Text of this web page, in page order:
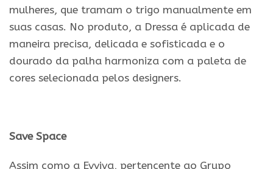
mulheres, que tramam o trigo manualmente em
suas casas. No produto, a Dressa é aplicada de
maneira precisa, delicada e sofisticada e o
dourado da palha harmoniza com a paleta de
cores selecionada pelos designers.
Save Space
Assim como a Evviva, pertencente ao Grupo